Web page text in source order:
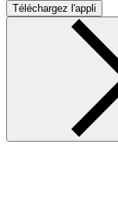
Téléchargez l'appli